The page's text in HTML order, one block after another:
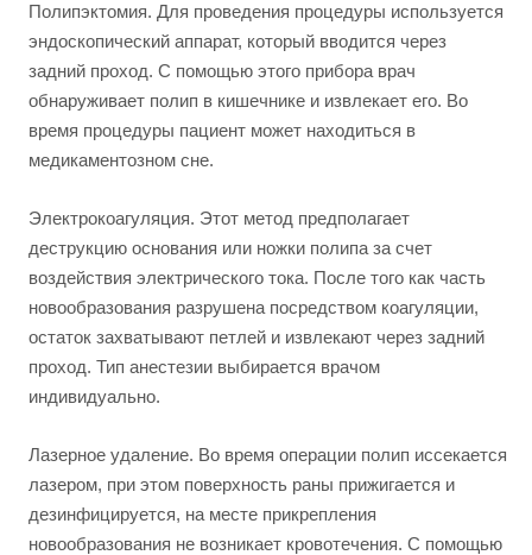
Полипэктомия. Для проведения процедуры используется
эндоскопический аппарат, который вводится через
задний проход. С помощью этого прибора врач
обнаруживает полип в кишечнике и извлекает его. Во
время процедуры пациент может находиться в
медикаментозном сне.
Электрокоагуляция. Этот метод предполагает
деструкцию основания или ножки полипа за счет
воздействия электрического тока. После того как часть
новообразования разрушена посредством коагуляции,
остаток захватывают петлей и извлекают через задний
проход. Тип анестезии выбирается врачом
индивидуально.
Лазерное удаление. Во время операции полип иссекается
лазером, при этом поверхность раны прижигается и
дезинфицируется, на месте прикрепления
новообразования не возникает кровотечения. С помощью